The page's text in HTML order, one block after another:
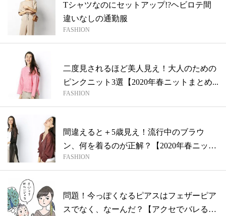
Tシャツなのにセットアップ!?ヘビロテ間
違いなしの通勤服
FASHION
二度見されるほど美人見え！大人のための
ピンクニット3選【2020年春ニットまとめ...
FASHION
間違えると＋5歳見え！流行中のブラウ
ン、何を着るのが正解？【2020年春ニット
ま...
FASHION
問題！今っぽくなるピアスはフェザーピア
スでなく、なーんだ？【アクセでバレる！